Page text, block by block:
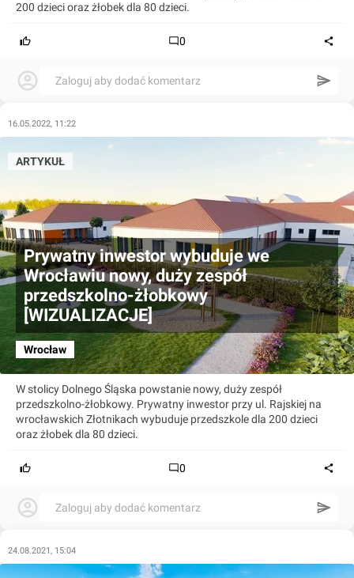
200 dzieci oraz żłobek dla 80 dzieci.
0
Zaloguj aby dodać komentarz
16.05.2022, 11:22
Prywatny inwestor wybuduje we
Wrocławiu nowy, duży zespół
przedszkolno-żłobkowy
[WIZUALIZACJE]
Wrocław
ARTYKUŁ
W stolicy Dolnego Śląska powstanie nowy, duży zespół
przedszkolno-żłobkowy. Prywatny inwestor przy ul. Rajskiej na
wrocławskich Złotnikach wybuduje przedszkole dla 200 dzieci
oraz żłobek dla 80 dzieci.
0
Zaloguj aby dodać komentarz
24.08.2021, 15:04